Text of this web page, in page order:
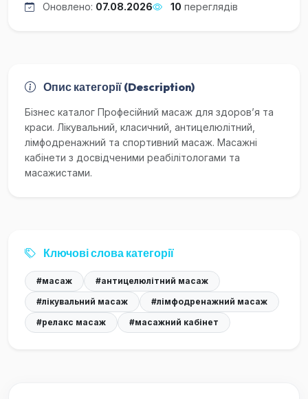
Оновлено: 07.08.2026 10 переглядів
Опис категорії (Description)
Бізнес каталог Професійний масаж для здоров’я та
краси. Лікувальний, класичний, антицелюлітний,
лімфодренажний та спортивний масаж. Масажні
кабінети з досвідченими реабілітологами та
масажистами.
Ключові слова категорії
#масаж
#антицелюлітний масаж
#лікувальний масаж
#лімфодренажний масаж
#релакс масаж
#масажний кабінет